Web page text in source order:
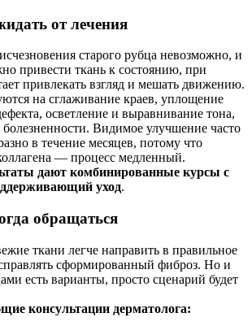
от лечения
старого рубца невозможно, и
привести ткань к состоянию, при
привлекать взгляд и мешать движению.
на сглаживание краев, уплощение
осветление и выравнивание тона,
Видимое улучшение часто
в течение месяцев, потому что
— процесс медленный.
дают комбинированные курсы с
уход.
обращаться
ткани легче направить в правильное
сформированный фиброз. Но и
есть варианты, просто сценарий будет
консультации дерматолога: